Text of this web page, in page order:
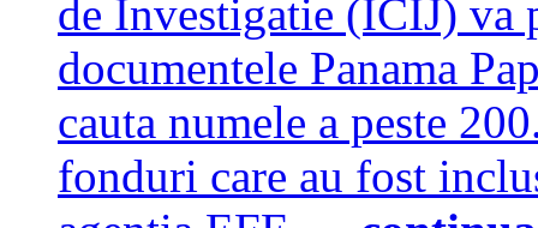
de Investigatie (ICIJ) va
documentele Panama
cauta numele a peste
fonduri care au fost